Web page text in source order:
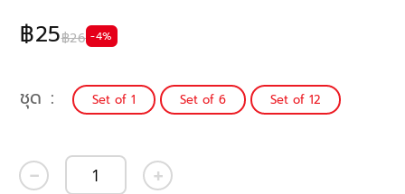
฿25฿26 -4%
ชุด Set of 1 Set of 6 Set of 12